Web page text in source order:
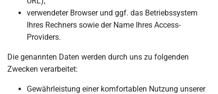
verwendeter Browser und ggf. das Betriebssystem
Ihres Rechners sowie der Name Ihres Access-
Providers.
Die genannten Daten werden durch uns zu folgenden
Zwecken verarbeitet:
Gewährleistung einer komfortablen Nutzung unserer